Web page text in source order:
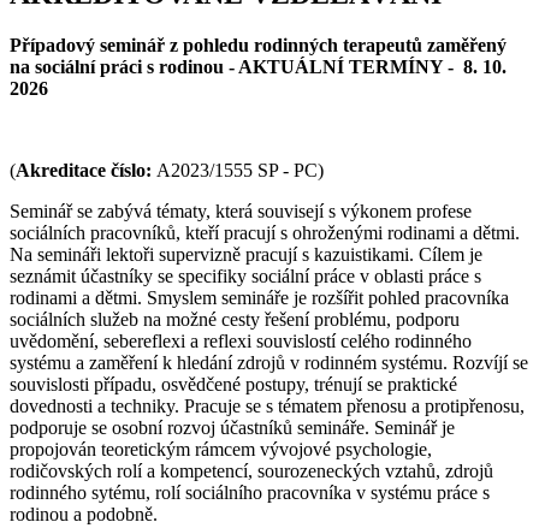
Případový seminář z pohledu rodinných terapeutů zaměřený
na sociální práci s rodinou - AKTUÁLNÍ TERMÍNY - 8. 10.
2026
(Akreditace číslo: A2023/1555 SP - PC)
Seminář se zabývá tématy, která souvisejí s výkonem profese
sociálních pracovníků, kteří pracují s ohroženými rodinami a dětmi.
Na semináři lektoři supervizně pracují s kazuistikami. Cílem je
seznámit účastníky se specifiky sociální práce v oblasti práce s
rodinami a dětmi. Smyslem semináře je rozšířit pohled pracovníka
sociálních služeb na možné cesty řešení problému, podporu
uvědomění, sebereflexi a reflexi souvislostí celého rodinného
systému a zaměření k hledání zdrojů v rodinném systému. Rozvíjí se
souvislosti případu, osvědčené postupy, trénují se praktické
dovednosti a techniky. Pracuje se s tématem přenosu a protipřenosu,
podporuje se osobní rozvoj účastníků semináře. Seminář je
propojován teoretickým rámcem vývojové psychologie,
rodičovských rolí a kompetencí, sourozeneckých vztahů, zdrojů
rodinného sytému, rolí sociálního pracovníka v systému práce s
rodinou a podobně.